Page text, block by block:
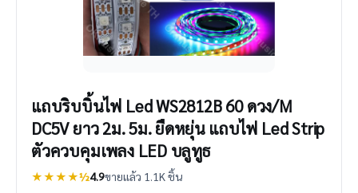
แถบริบบิ้นไฟ Led WS2812B 60 ดวง/M
DC5V ยาว 2ม. 5ม. ยืดหยุ่น แถบไฟ Led Strip
ตัวควบคุมเพลง LED บลูทูธ
★★★★½4.9ขายแล้ว 1.1K ชิ้น